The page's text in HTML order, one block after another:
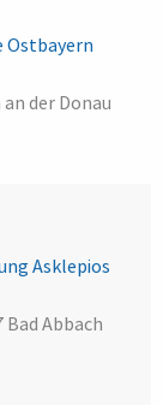
Ostbayern
der Donau
Asklepios
Abbach